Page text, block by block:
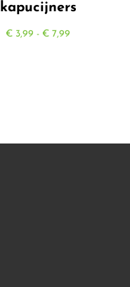
kapucijners
€ 3,99 - € 7,99